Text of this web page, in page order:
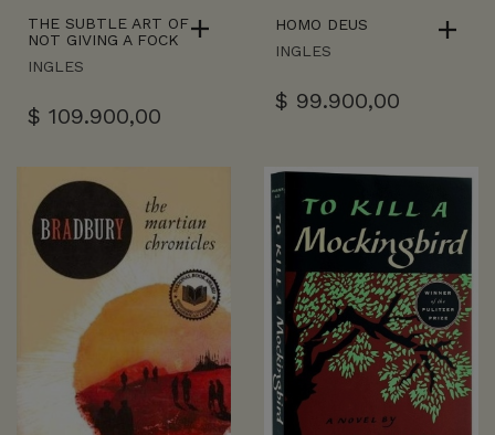
THE SUBTLE ART OF
NOT GIVING A FOCK
INGLES
$ 109.900,00
HOMO DEUS
INGLES
$ 99.900,00